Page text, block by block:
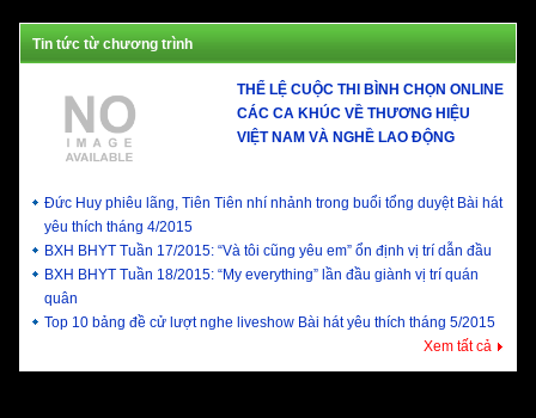
Tin tức từ chương trình
THỂ LỆ CUỘC THI BÌNH CHỌN ONLINE
CÁC CA KHÚC VỀ THƯƠNG HIỆU
VIỆT NAM VÀ NGHỀ LAO ĐỘNG
Đức Huy phiêu lãng, Tiên Tiên nhí nhảnh trong buổi tổng duyệt Bài hát
yêu thích tháng 4/2015
BXH BHYT Tuần 17/2015: “Và tôi cũng yêu em” ổn định vị trí dẫn đầu
BXH BHYT Tuần 18/2015: “My everything” lần đầu giành vị trí quán
quân
Top 10 bảng đề cử lượt nghe liveshow Bài hát yêu thích tháng 5/2015
Xem tất cả